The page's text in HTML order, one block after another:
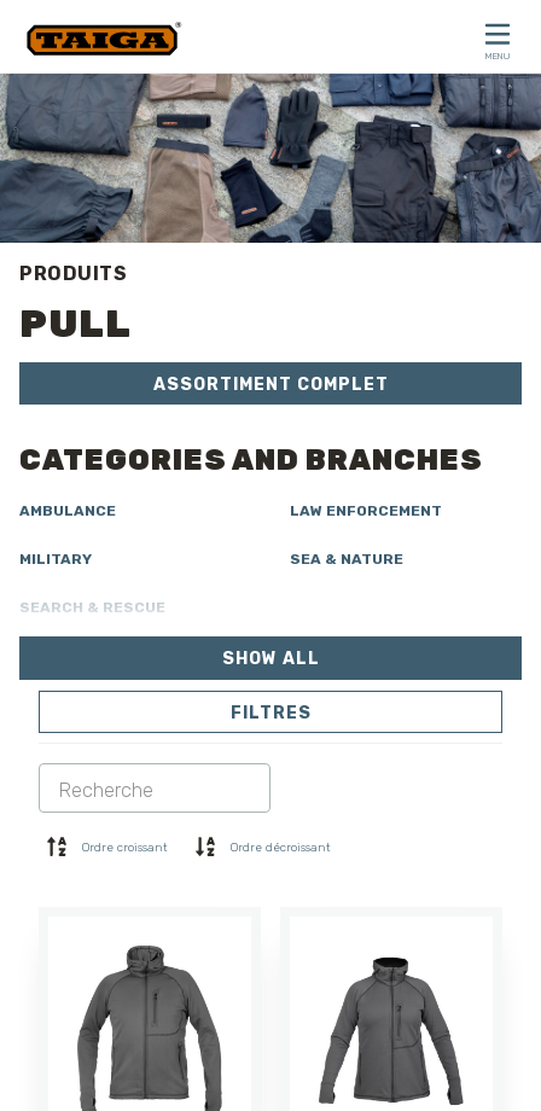
MENU
PRODUITS
PULL
ASSORTIMENT COMPLET
CATEGORIES AND BRANCHES
AMBULANCE LAW ENFORCEMENT
MILITARY SEA & NATURE
SEARCH & RESCUE
PANTALONS
COMBINAISON
SOFTSHELL
CHEMISES
CHAUSSETTES ACCESSOIRES
SHOW ALL
FILTRES
Ordre croissant Ordre décroissant